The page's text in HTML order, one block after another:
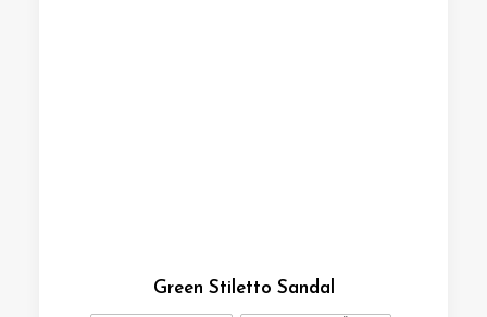
Green Stiletto Sandal